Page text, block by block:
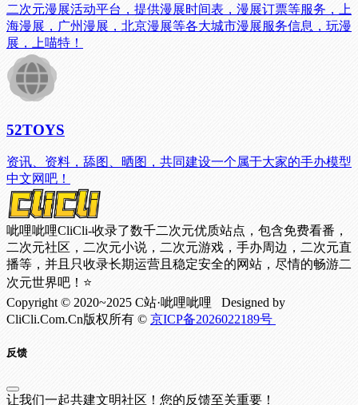
二次元漫展活动平台，提供漫展时间表，漫展订票等服务，上
海漫展，广州漫展，北京漫展等各大城市漫展服务信息，玩漫
展，上喵特！
52TOYS
资讯、资料，舔图、晒图，共同建设一个属于大家的手办模型
中文网吧！
呲哩呲哩CliCli-收录了数千二次元优质站点，包含免费看番，
二次元社区，二次元小说，二次元游戏，手办周边，二次元直
播等，并且只收录长期运营且稳定安全的网站，尽情的畅游二
次元世界吧！⭐
Copyright © 2020~2025 C站·呲哩呲哩 Designed by
CliCli.Com.Cn版权所有 © 京ICP备2026022189号
反馈
让我们一起共建文明社区！您的反馈至关重要！